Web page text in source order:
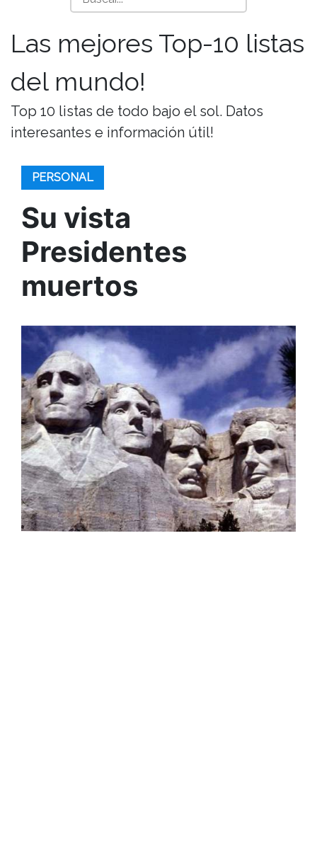
Las mejores Top-10 listas
del mundo!
Top 10 listas de todo bajo el sol. Datos
interesantes e información útil!
PERSONAL
Su vista
Presidentes
muertos